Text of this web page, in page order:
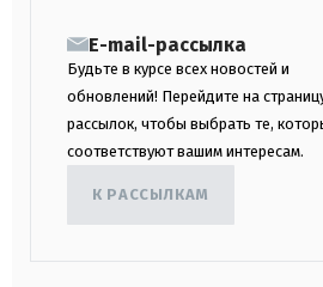
E-mail-рассылка
Будьте в курсе всех новостей и
обновлений! Перейдите на
рассылок, чтобы выбрать те,
соответствуют вашим интересам.
К РАССЫЛКАМ